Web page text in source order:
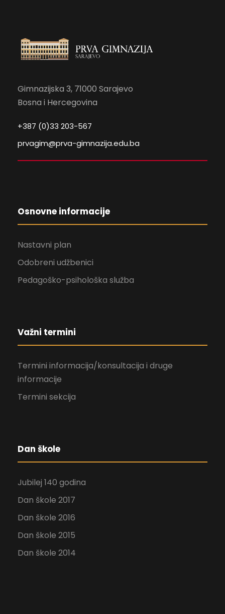
Gimnazijska 3, 71000 Sarajevo
Bosna i Hercegovina
+387 (0)33 203-567
prvagim@prva-gimnazija.edu.ba
Osnovne informacije
Nastavni plan
Odobreni udžbenici
Pedagoško-psihološka služba
Važni termini
Termini informacija/konsultacija i druge
informacije
Termini sekcija
Dan škole
Jubilej 140 godina
Dan škole 2017
Dan škole 2016
Dan škole 2015
Dan škole 2014